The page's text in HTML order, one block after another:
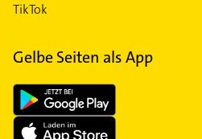
TikTok
Gelbe Seiten als App